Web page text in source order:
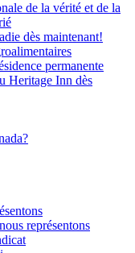
de la vérité et de la
dès maintenant!
permanente
Heritage Inn dès
représentons